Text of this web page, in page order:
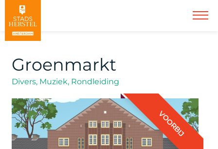
Groenmarkt
Divers, Muziek, Rondleiding
VOORBIJ